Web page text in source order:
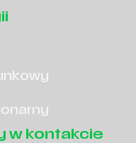
w kontakcie